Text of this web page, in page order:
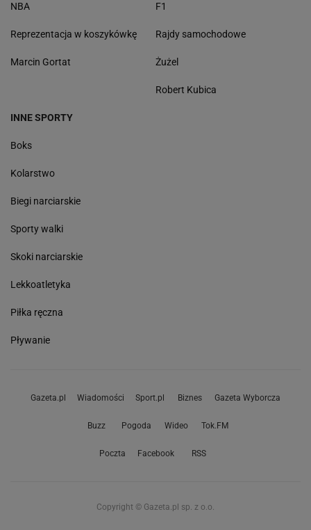
NBA
Reprezentacja w koszykówkę
Marcin Gortat
F1
Rajdy samochodowe
Żużel
Robert Kubica
INNE SPORTY
Boks
Kolarstwo
Biegi narciarskie
Sporty walki
Skoki narciarskie
Lekkoatletyka
Piłka ręczna
Pływanie
Gazeta.pl Wiadomości Sport.pl Biznes Gazeta Wyborcza
Buzz Pogoda Wideo Tok.FM
Poczta Facebook RSS
Copyright © Gazeta.pl sp. z o.o.